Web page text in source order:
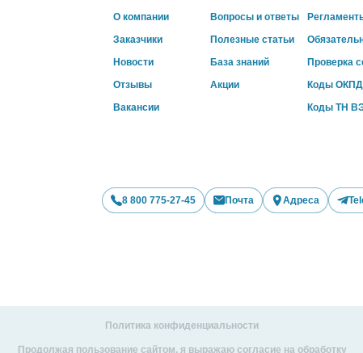
О компании
Заказчики
Новости
Отзывы
Вакансии
Вопросы и ответы
Полезные статьи
База знаний
Акции
Проверка
Коды
Коды ТН
8 800 775-27-45 Почта Адреса
Политика конфиденциальности
Продолжая пользование сайтом, я выражаю согласие на обработку